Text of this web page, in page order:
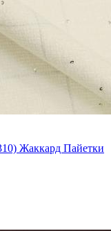
Жаккард Пайетки